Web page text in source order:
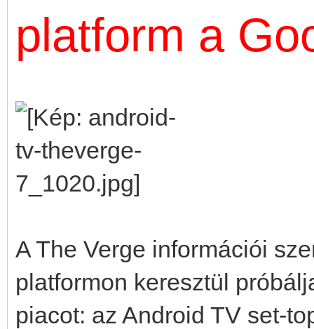
platform a
A The Verge információi
platformon keresztül
piacot: az Android TV set-